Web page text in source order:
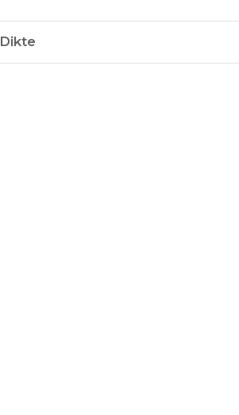
Dikte